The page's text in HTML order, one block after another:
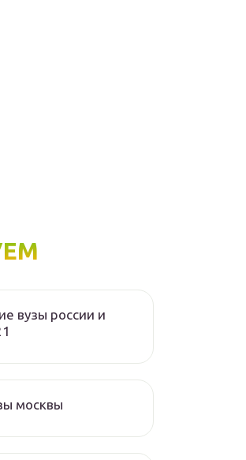
вузы россии и
москвы